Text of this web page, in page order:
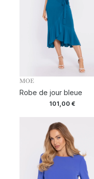
MOE
Robe de jour bleue
101,00 €